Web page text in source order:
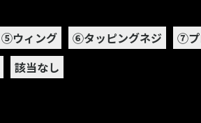
⑤ウィング ⑥タッピングネジ
⑦プ
該当なし